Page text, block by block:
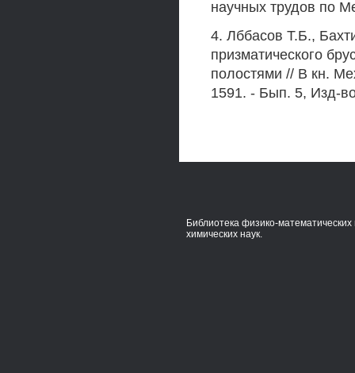
научных трудов по
4. Лббасов Т.Б.,
призматического
полостями // В кн.
1591. - Бып. 5, Изд-
Библиотека физико-математических
химических наук.